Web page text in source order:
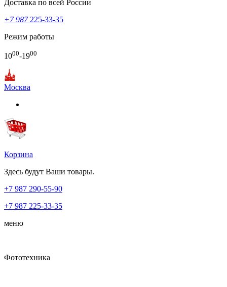
Доставка по всей России
+7 987225-33-35
Режим работы
1000-1900
Москва
Корзина
Здесь будут Ваши товары.
+7 987 290-55-90
+7 987 225-33-35
меню
Фототехника